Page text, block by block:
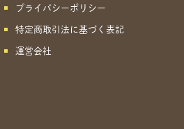
共有方法を選択
プライバシーポリシー
特定商取引法に基づく表記
運営会社